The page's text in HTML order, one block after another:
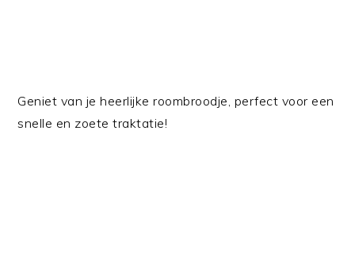
Geniet van je heerlijke roombroodje, perfect voor een
snelle en zoete traktatie!